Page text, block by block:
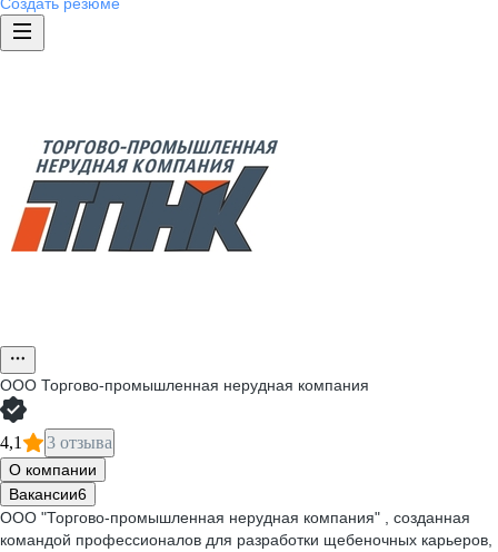
ООО Торгово-промышленная нерудная компания
4,1 3 отзыва
О компании
Вакансии6
ООО "Торгово-промышленная нерудная компания" , созданная
командой профессионалов для разработки щебеночных карьеров,